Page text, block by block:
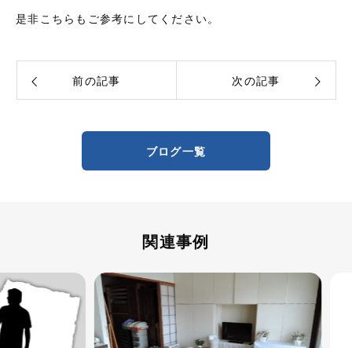
是非こちらもご参考にしてください。
前の記事 次の記事
ブログ一覧
関連事例